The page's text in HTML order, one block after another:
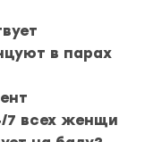
в парах
7 всех женщи